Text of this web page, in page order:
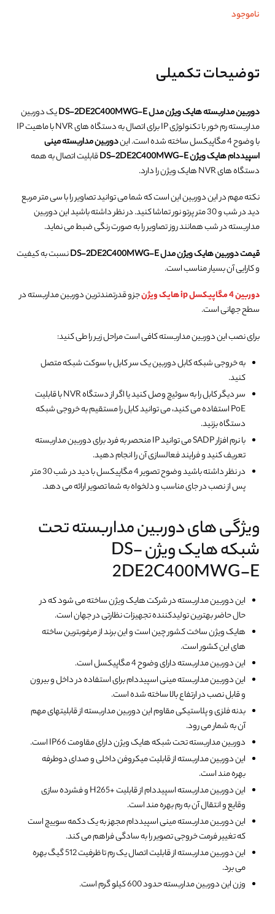
ناموجود
توضیحات تکمیلی
دوربین مداربسته هایک ویژن مدل DS-2DE2C400MWG-E
یک دوربین
مداربسته رم خور با تکنولوژی IP برای اتصال به دستگاه های NVR با ماهیت IP
با وضوح 4 مگاپیکسل ساخته شده است. این
دوربین مداربسته مینی
اسپیددام هایک ویژن DS-2DE2C400MWG-E
قابلیت اتصال به همه
دستگاه های NVR هایک ویژن را دارد.
نکته مهم در این دوربین این است که شما می توانید تصاویر را با سی متر مربع
دید در شب و 30 متر پرتو نور تماشا کنید. در نظر داشته باشید این دوربین
مداربسته در شب همانند روز تصاویر را به صورت رنگی ضبط می نماید.
قیمت دوربین هایک ویژن مدل DS-2DE2C400MWG-E
نسبت به کیفیت
و کارایی آن بسیار مناسب است.
دوربین 4 مگاپیکسل ip هایک ویژن
جزو قدرتمندترین دوربین مداربسته در
سطح جهانی است.
برای نصب این دوربین مداربسته کافی است مراحل زیر را طی کنید:
به خروجی شبکه کابل دوربین یک سر کابل با سوکت شبکه متصل
کنید.
سر دیگر کابل را به سوئیچ وصل کنید یا اگر از دستگاه NVR با قابلیت
PoE استفاده می کنید، می توانید کابل را مستقیم به خروجی شبکه
دستگاه بزنید.
با نرم افزار SADP می توانید IP منحصر به فرد برای دوربین مداربسته
تعریف کنید و فرایند فعالسازی آن را انجام دهید.
در نظر داشته باشید وضوح تصویر 4 مگاپیکسل با دید در شب 30 متر
پس از نصب در جای مناسب و دلخواه به شما تصویر ارائه می دهد.
ویژگی های دوربین مداربسته تحت
شبکه هایک ویژن DS-
2DE2C400MWG-E
این دوربین مداربسته در شرکت هایک ویژن ساخته می شود که در
حال حاضر بهترین تولیدکننده تجهیزات نظارتی در جهان است.
هایک ویژن ساخت کشور چین است و این برند از مرغوبترین ساخته
های این کشور است.
این دوربین مداربسته دارای وضوح 4 مگاپیکسل است.
این دوربین مداربسته مینی اسپیددام برای استفاده در داخل و بیرون
و قابل نصب در ارتفاع بالا ساخته شده است.
بدنه فلزی و پلاستیکی مقاوم این دوربین مداربسته از قابلیتهای مهم
آن به شمار می رود.
دوربین مداربسته تحت شبکه هایک ویژن دارای مقاومت IP66 است.
این دوربین مداربسته از قابلیت میکروفن داخلی و صدای دوطرفه
بهره مند است.
این دوربین مداربسته اسپیددام از قابلیت +H265 و فشرده سازی
وقایع و انتقال آن به رم بهره مند است.
این دوربین مداربسته مینی اسپیددام مجهز به یک دکمه سوییچ است
که تغییر فرمت خروجی تصویر را به سادگی فراهم می کند.
این دوربین مداربسته از قابلیت اتصال یک رم تا ظرفیت 512 گیگ بهره
می برد.
وزن این دوربین مداربسته حدود 600 کیلو گرم است.